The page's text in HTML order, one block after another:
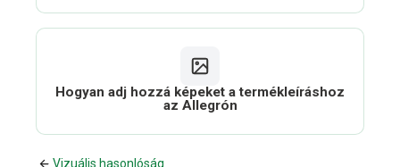
Hogyan adj hozzá képeket a termékleíráshoz
az Allegrón
Vizuális hasonlóság